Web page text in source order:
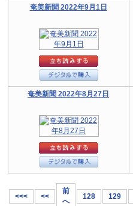
奄美新聞 2022年9月1日
奄美新聞 2022年8月27日
<<< <<
前
へ
128 129